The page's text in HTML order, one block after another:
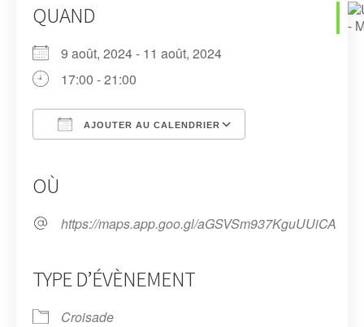
QUAND
9 août, 2024 - 11 août, 2024
17:00 - 21:00
AJOUTER AU CALENDRIER
OÙ
https://maps.app.goo.gl/aGSVSm937KguUUiCA
TYPE D’ÉVÈNEMENT
Croisade